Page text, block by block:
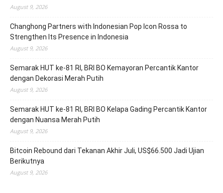
August 9, 2026
Changhong Partners with Indonesian Pop Icon Rossa to
Strengthen Its Presence in Indonesia
August 9, 2026
Semarak HUT ke-81 RI, BRI BO Kemayoran Percantik Kantor
dengan Dekorasi Merah Putih
August 9, 2026
Semarak HUT ke-81 RI, BRI BO Kelapa Gading Percantik Kantor
dengan Nuansa Merah Putih
August 9, 2026
Bitcoin Rebound dari Tekanan Akhir Juli, US$66.500 Jadi Ujian
Berikutnya
August 9, 2026